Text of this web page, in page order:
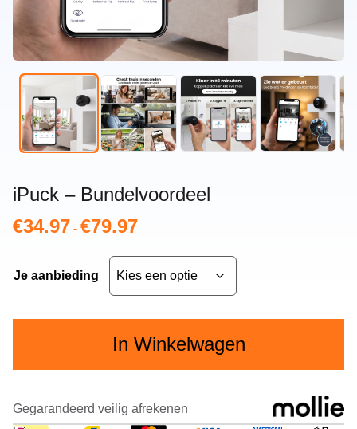
iPuck – Bundelvoordeel
€34.97 - €79.97Prijsklasse:
tot
€79.97
Je aanbieding
In Winkelwagen
Gegarandeerd veilig afrekenen